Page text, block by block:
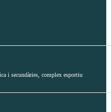
i secundàries, complex esportiu